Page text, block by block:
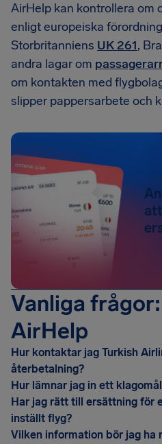
AirHelp kan kontrollera om
enligt europeiska
Storbritanniens UK 261,
andra lagar om
om kontakten med
slipper pappersarbete och
Vanliga
AirHelp
Hur kontaktar jag Turkish
återbetalning?
Hur lämnar jag in ett
Har jag rätt till ersättning för
inställt flyg?
Vilken information bör jag ha